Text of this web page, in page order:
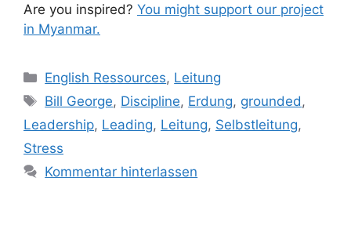
Are you inspired? You might support our project
in Myanmar.
Kategorien
English Ressources, Leitung
Schlagwörter
Bill George, Discipline, Erdung, grounded ,
Leadership, Leading, Leitung, Selbstleitung,
Stress
Kommentar hinterlassen